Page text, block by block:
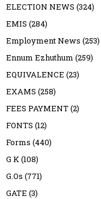
ELECTION NEWS (324)
EMIS (284)
Employment News (253)
Ennum Ezhuthum (259)
EQUIVALENCE (23)
EXAMS (258)
FEES PAYMENT(2)
FONTS (12)
Forms (440)
G K (108)
G.Os (771)
GATE (3)